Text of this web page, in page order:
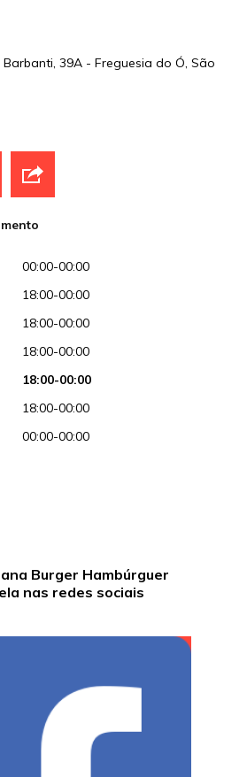
Barbanti, 39A - Freguesia do Ó, São
00:00-00:00
18:00-00:00
18:00-00:00
18:00-00:00
18:00-00:00
18:00-00:00
00:00-00:00
Burger Hambúrguer
nas redes sociais